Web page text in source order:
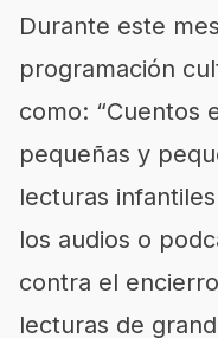
Durante este
programación
como: “Cuentos
pequeñas y
lecturas
los audios o
contra el
lecturas de